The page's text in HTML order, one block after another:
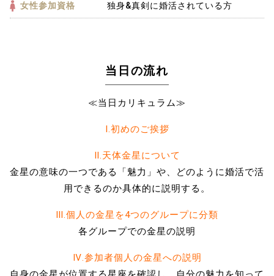
女性参加資格 独身&真剣に婚活されている方
当日の流れ
≪当日カリキュラム≫
Ⅰ.初めのご挨拶
Ⅱ.天体金星について
金星の意味の一つである「魅力」や、どのように婚活で活
用できるのか具体的に説明する。
Ⅲ.個人の金星を4つのグループに分類
各グループでの金星の説明
Ⅳ.参加者個人の金星への説明